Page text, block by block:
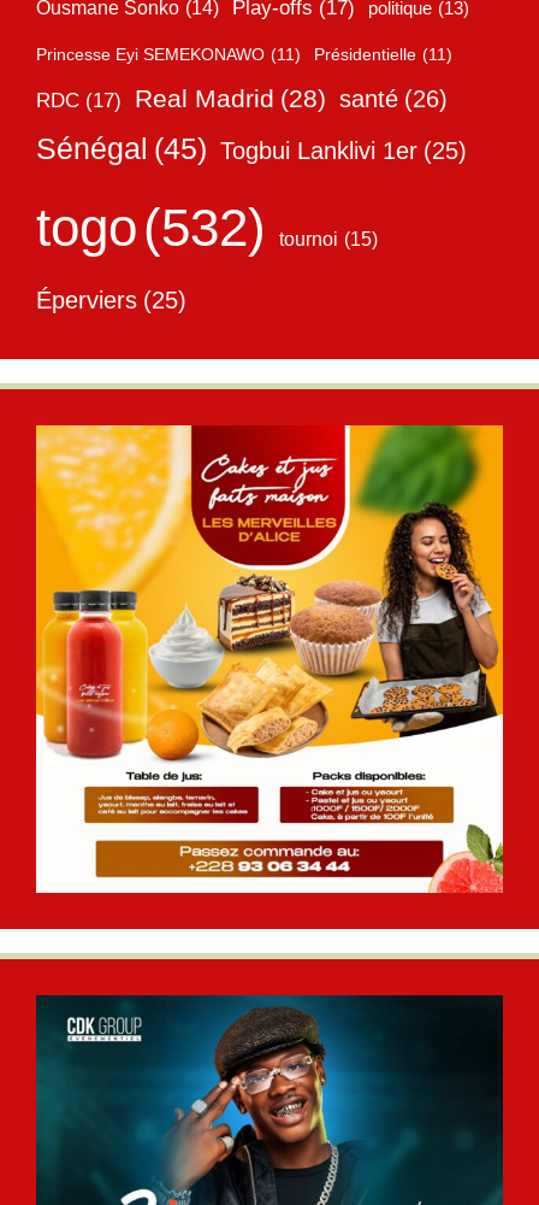
Ousmane Sonko (14) Play-offs (17) politique (13)
Princesse Eyi SEMEKONAWO (11) Présidentielle (11)
RDC (17) Real Madrid (28) santé (26)
Sénégal (45) Togbui Lanklivi 1er (25)
togo(532) tournoi (15)
Éperviers (25)